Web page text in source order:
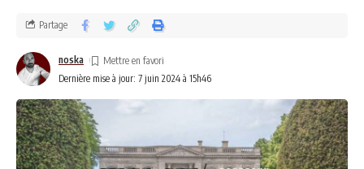
Dernière mise à jour: 7 juin 2024 à 15h46
noska
Partage